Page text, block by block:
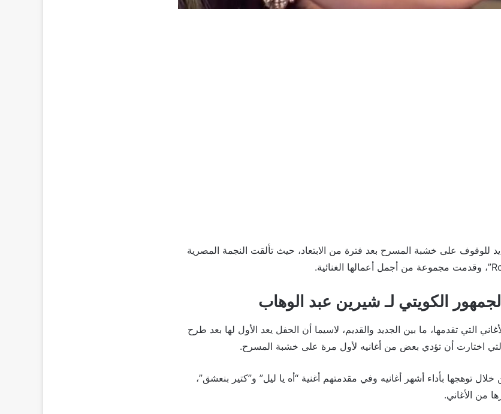
للوقوف على خشبة المسرح بعد فترة من الابتعاد، حيث تألقت النجمة المصرية
الكويتي لـ شيرين عبد الوهاب
التي تقدمها، ما بين الجديد والقديم، لاسيما أن الحفل يعد الأول لها بعد طرح
التي اختارت أن تؤدي بعض من أغانيه لأول مرة على خشبة المسرح.
توهجها بأداء أشهر أغانيه وفي مقدمتهم أغنية “أه يا ليل” و”كتير بنعشق”،
من الأغاني.